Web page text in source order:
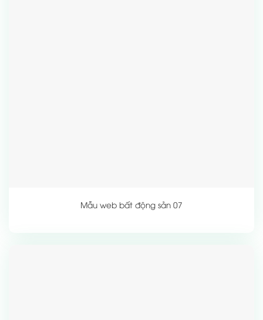
Mẫu web bất động sản 07